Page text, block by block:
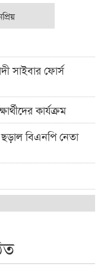
সাইবার ফোর্স
কার্যক্রম
বিএনপি নেতা
বিতরণ